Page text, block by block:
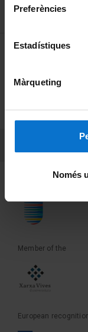
Preferències
Estadístiques
Màrqueting
Només
Member of the
European